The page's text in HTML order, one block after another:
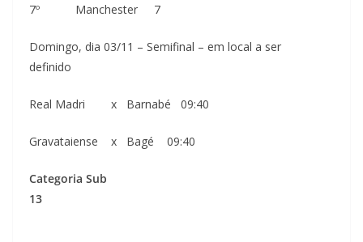
7º Manchester 7
Domingo, dia 03/11 – Semifinal – em local a ser
definido
Real Madri x Barnabé 09:40
Gravataiense x Bagé 09:40
Categoria Sub
13